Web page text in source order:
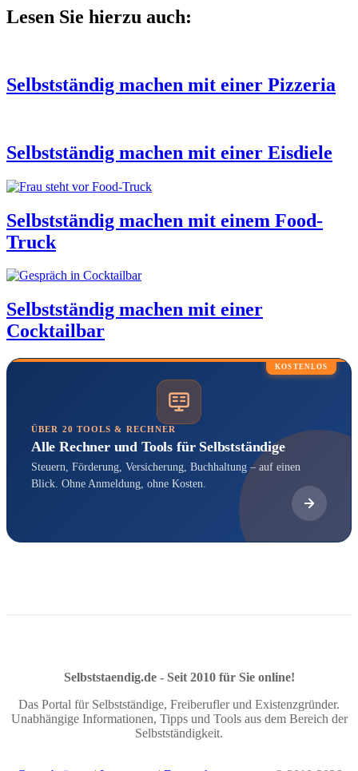
Lesen Sie hierzu auch:
Selbstständig machen mit einer Pizzeria
Selbstständig machen mit einer Eisdiele
Selbstständig machen mit einem Food-
Truck
Selbstständig machen mit einer
Cocktailbar
KOSTENLOS
ÜBER 20 TOOLS & RECHNER
Alle Rechner und Tools für Selbstständige
Steuern, Förderung, Versicherung, Buchhaltung – auf einen
Blick. Ohne Anmeldung, ohne Kosten.
Selbststaendig.de - Seit 2010 für Sie online!
Das Portal für Selbstständige, Freiberufler und Existenzgründer.
Unabhängige Informationen, Tipps und Tools aus dem Bereich der
Selbstständigkeit.